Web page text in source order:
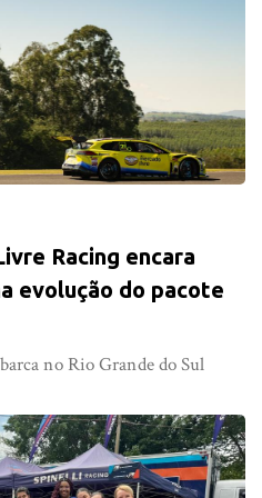
Racing encara
evolução do pacote
no Rio Grande do Sul